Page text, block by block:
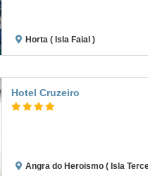
Horta ( Isla Faial )
Hotel Cruzeiro
Angra do Heroismo ( Isla